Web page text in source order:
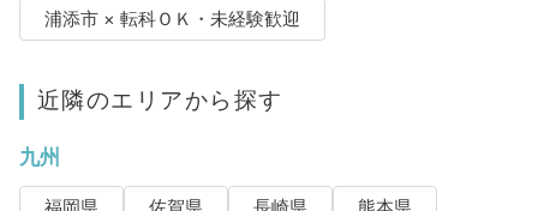
浦添市 × 転科ＯＫ・未経験歓迎
近隣のエリアから探す
九州